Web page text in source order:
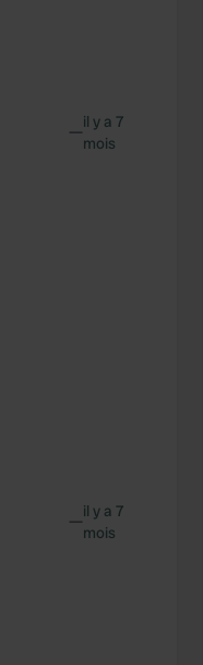
—il y a 7
mois
—il y a 7
mois